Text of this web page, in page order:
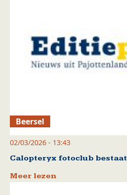
Beersel
02/03/2026 - 13:43
Calopteryx fotoclub
Meer lezen